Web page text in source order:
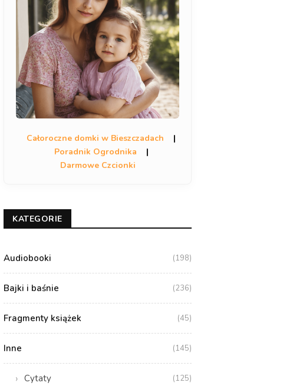
Całoroczne domki w Bieszczadach
|
Poradnik Ogrodnika
|
Darmowe Czcionki
KATEGORIE
Audiobooki (198)
Bajki i baśnie (236)
Fragmenty książek (45)
Inne (145)
Cytaty (125)